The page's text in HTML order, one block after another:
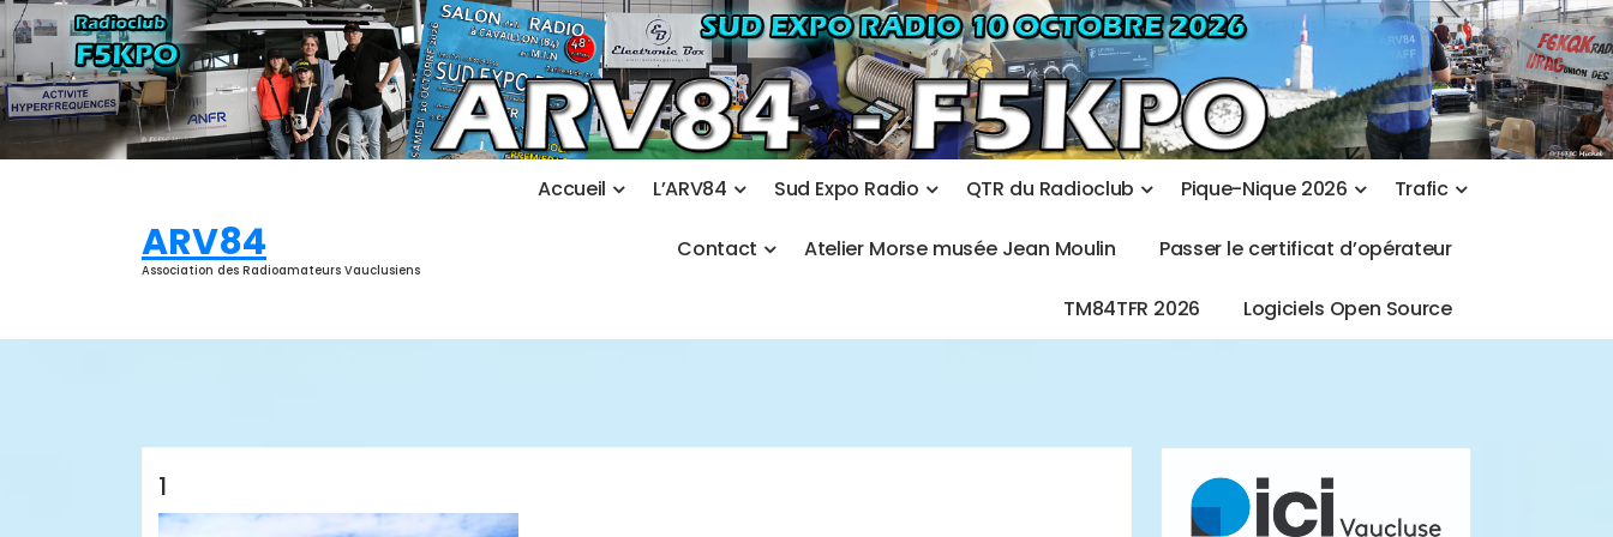
Aller
au
contenu
ARV84
Association des Radioamateurs Vauclusiens
Accueil L’ARV84 Sud Expo Radio QTR du Radioclub Pique-Nique 2026 Trafic
Contact Atelier Morse musée Jean Moulin Passer le certificat d’opérateur
TM84TFR 2026 Logiciels Open Source
1